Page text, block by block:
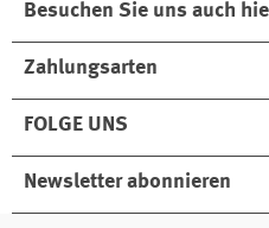
Besuchen Sie uns auch
Zahlungsarten
FOLGE UNS
Newsletter abonnieren